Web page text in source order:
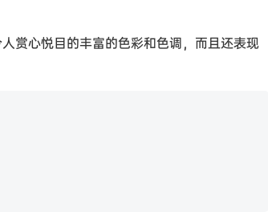
赏心悦目的丰富的色彩和色调，而且还表现